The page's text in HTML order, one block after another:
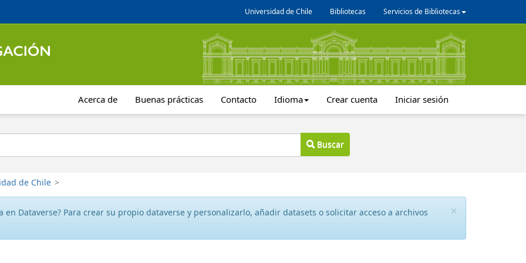
Universidad de Chile Bibliotecas Servicios de Bibliotecas
Acerca de Buenas prácticas Contacto Idioma Crear cuenta Iniciar sesión
Buscar
de Chile >
×
en Dataverse? Para crear su propio dataverse y personalizarlo, añadir datasets o solicitar acceso a archivos